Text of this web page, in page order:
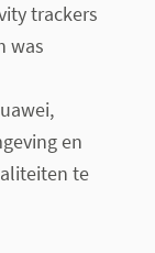
trackers
was
en
te